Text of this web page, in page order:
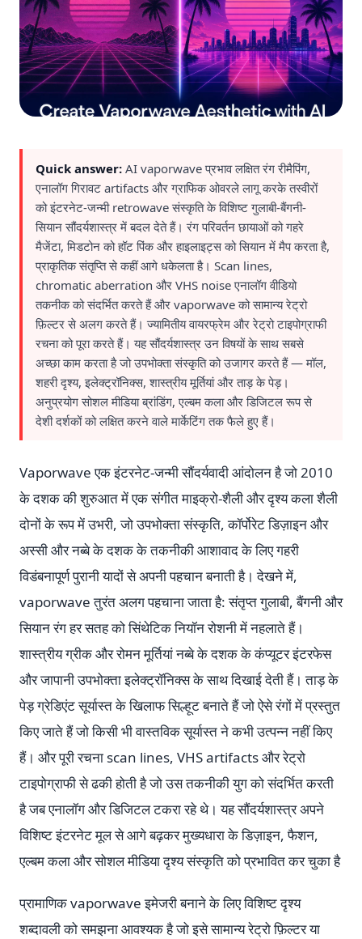
Quick answer: AI vaporwave प्रभाव लक्षित रंग रीमैपिंग,
एनालॉग गिरावट artifacts और ग्राफिक ओवरले लागू करके तस्वीरों
को इंटरनेट-जन्मी retrowave संस्कृति के विशिष्ट गुलाबी-बैंगनी-
सियान सौंदर्यशास्त्र में बदल देते हैं। रंग परिवर्तन छायाओं को गहरे
मैजेंटा, मिडटोन को हॉट पिंक और हाइलाइट्स को सियान में मैप करता है,
प्राकृतिक संतृप्ति से कहीं आगे धकेलता है। Scan lines,
chromatic aberration और VHS noise एनालॉग वीडियो
तकनीक को संदर्भित करते हैं और vaporwave को सामान्य रेट्रो
फ़िल्टर से अलग करते हैं। ज्यामितीय वायरफ्रेम और रेट्रो टाइपोग्राफी
रचना को पूरा करते हैं। यह सौंदर्यशास्त्र उन विषयों के साथ सबसे
अच्छा काम करता है जो उपभोक्ता संस्कृति को उजागर करते हैं — मॉल,
शहरी दृश्य, इलेक्ट्रॉनिक्स, शास्त्रीय मूर्तियां और ताड़ के पेड़।
अनुप्रयोग सोशल मीडिया ब्रांडिंग, एल्बम कला और डिजिटल रूप से
देशी दर्शकों को लक्षित करने वाले मार्केटिंग तक फैले हुए हैं।
Vaporwave एक इंटरनेट-जन्मी सौंदर्यवादी आंदोलन है जो 2010
के दशक की शुरुआत में एक संगीत माइक्रो-शैली और दृश्य कला शैली
दोनों के रूप में उभरी, जो उपभोक्ता संस्कृति, कॉर्पोरेट डिज़ाइन और
अस्सी और नब्बे के दशक के तकनीकी आशावाद के लिए गहरी
विडंबनापूर्ण पुरानी यादों से अपनी पहचान बनाती है। देखने में,
vaporwave तुरंत अलग पहचाना जाता है: संतृप्त गुलाबी, बैंगनी और
सियान रंग हर सतह को सिंथेटिक नियॉन रोशनी में नहलाते हैं।
शास्त्रीय ग्रीक और रोमन मूर्तियां नब्बे के दशक के कंप्यूटर इंटरफेस
और जापानी उपभोक्ता इलेक्ट्रॉनिक्स के साथ दिखाई देती हैं। ताड़ के
पेड़ ग्रेडिएंट सूर्यास्त के खिलाफ सिल्हूट बनाते हैं जो ऐसे रंगों में प्रस्तुत
किए जाते हैं जो किसी भी वास्तविक सूर्यास्त ने कभी उत्पन्न नहीं किए
हैं। और पूरी रचना scan lines, VHS artifacts और रेट्रो
टाइपोग्राफी से ढकी होती है जो उस तकनीकी युग को संदर्भित करती
है जब एनालॉग और डिजिटल टकरा रहे थे। यह सौंदर्यशास्त्र अपने
विशिष्ट इंटरनेट मूल से आगे बढ़कर मुख्यधारा के डिज़ाइन, फैशन,
एल्बम कला और सोशल मीडिया दृश्य संस्कृति को प्रभावित कर चुका है
प्रामाणिक vaporwave इमेजरी बनाने के लिए विशिष्ट दृश्य
शब्दावली को समझना आवश्यक है जो इसे सामान्य रेट्रो फ़िल्टर या